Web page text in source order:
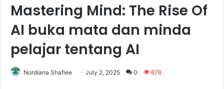
Mastering Mind: The Rise Of
AI buka mata dan minda
pelajar tentang AI
Nordiana Shafiee July 2, 2025 0 676